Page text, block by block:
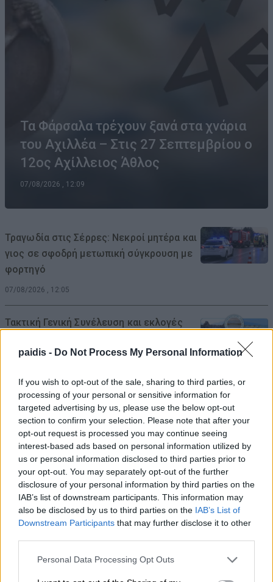
paidis - Do Not Process My Personal Information
If you wish to opt-out of the sale, sharing to third parties, or
processing of your personal or sensitive information for
targeted advertising by us, please use the below opt-out
section to confirm your selection. Please note that after your
opt-out request is processed you may continue seeing
interest-based ads based on personal information utilized by
us or personal information disclosed to third parties prior to
your opt-out. You may separately opt-out of the further
disclosure of your personal information by third parties on the
IAB’s list of downstream participants. This information may
also be disclosed by us to third parties on the IAB’s List of
Downstream Participants that may further disclose it to other
Personal Data Processing Opt Outs
Τα Φάρσαλα τρέχουν ξανά στα χνάρια
του Αχιλλέα – Στις 27 Σεπτεμβρίου ο
12ος Αχίλλειος Άθλος
07/08/2026 , 12:09
Τραγωδία στις Σέρρες: Νεκροί μητέρα και
γιος σε σφοδρή μετωπική σύγκρουση με
φορτηγό
07/08/2026 , 12:05
Τακτική Γενική Συνέλευση και εκλογές
Λουτρό
Ανοικτά από σήμερα το ουζερί της Ζέτας
στον Βρυότοπο
07/08/2026 , 11:17
Ανδρέας Μακρής, Κώστας Παπαγεωργίου
και Χρήστος Αλμπάνης στην ΠΑΕ ΑΕΛ
07/08/2026 , 10:44
ΛΑ.ΣΥ.: Η περιφερειακή αρχή κάνει πως
δεν βλέπει την συνεχιζόμενη εδώ και
χρόνια ρύπανση του Γκουσμπασανιώτη